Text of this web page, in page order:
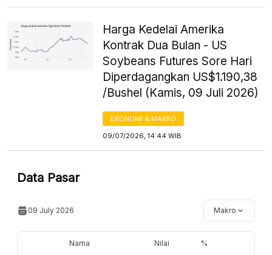
Harga Kedelai Amerika
Kontrak Dua Bulan - US
Soybeans Futures Sore Hari
Diperdagangkan US$1.190,38
/Bushel (Kamis, 09 Juli 2026)
EKONOMI & MAKRO
09/07/2026, 14:44 WIB
Data Pasar
09 July 2026 Makro
Nama Nilai %